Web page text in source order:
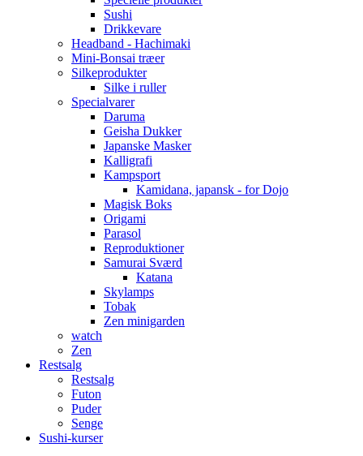
Sushi
Drikkevare
Headband - Hachimaki
Mini-Bonsai træer
Silkeprodukter
Silke i ruller
Specialvarer
Daruma
Geisha Dukker
Japanske Masker
Kalligrafi
Kampsport
Kamidana, japansk - for Dojo
Magisk Boks
Origami
Parasol
Reproduktioner
Samurai Sværd
Katana
Skylamps
Tobak
Zen minigarden
watch
Zen
Restsalg
Restsalg
Futon
Puder
Senge
Sushi-kurser